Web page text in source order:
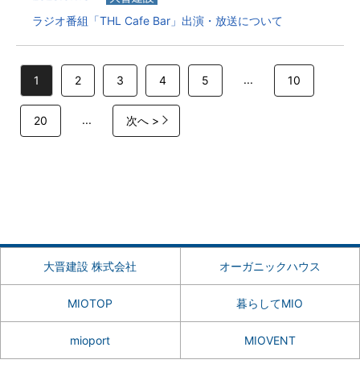
ラジオ番組「THL Cafe Bar」出演・放送について
1 2 3 4 5 ... 10
20 ... 次へ >
大晋建設 株式会社 オーガニックハウス
MIOTOP 暮らしてMIO
mioport MIOVENT